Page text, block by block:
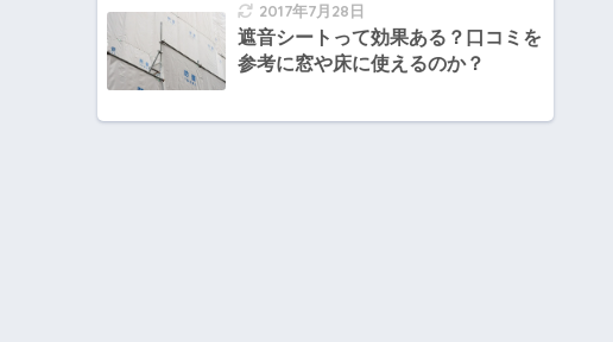
2017年7月28日
遮音シートって効果ある？口コミを
参考に窓や床に使えるのか？